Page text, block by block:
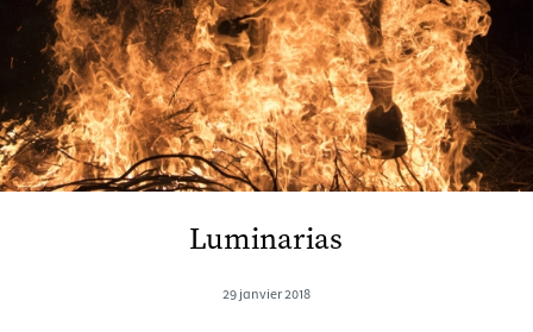
Luminarias
29 janvier 2018